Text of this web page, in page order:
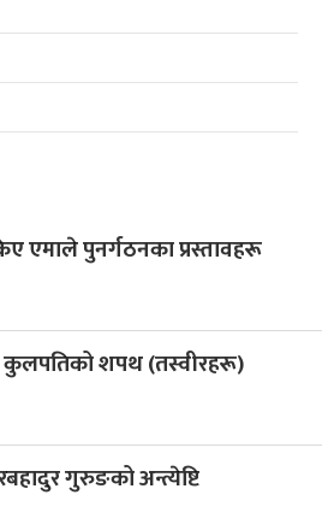
एमाले पुनर्गठनका प्रस्तावहरू
कुलपतिको शपथ (तस्वीरहरू)
गुरुङको अन्त्येष्टि